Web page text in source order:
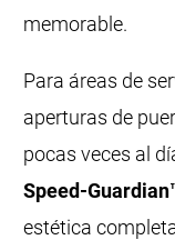
memorable.
Para áreas de
aperturas de
pocas veces al
Speed-
estética